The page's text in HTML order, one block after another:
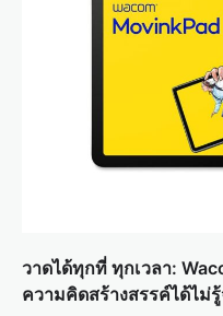
วาดได้ทุกที่ ทุกเวลา:
ความคิดสร้างสรรค์ได้ไม่